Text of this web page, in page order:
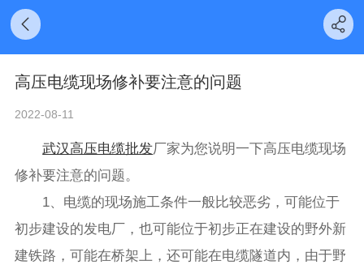
高压电缆现场修补要注意的问题
2022-08-11
武汉高压电缆批发厂家为您说明一下高压电缆现场
修补要注意的问题。
1、电缆的现场施工条件一般比较恶劣，可能位于
初步建设的发电厂，也可能位于初步正在建设的野外新
建铁路，可能在桥架上，还可能在电缆隧道内，由于野